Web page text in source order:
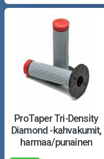
ProTaper Tri-Density
Diamond -kahvakumit,
harmaa/punainen